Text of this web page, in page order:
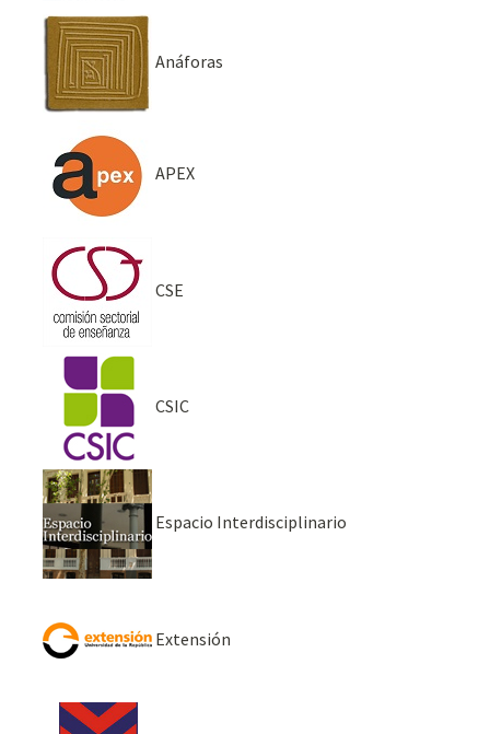
Anáforas
APEX
CSE
CSIC
Espacio Interdisciplinario
Extensión